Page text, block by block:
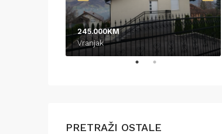
245.000KM
Vranjak
PRETRAŽI OSTALE